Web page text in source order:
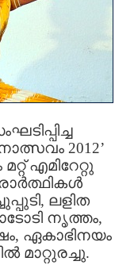
2012’
എമിറേറ്റു
ലളിത
നൃത്തം,
ഏകാഭിനയം
മാറ്റുരച്ചു.